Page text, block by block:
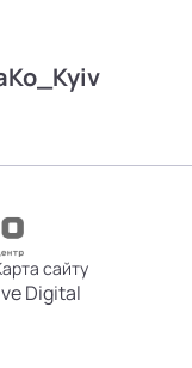
сайту
Digital